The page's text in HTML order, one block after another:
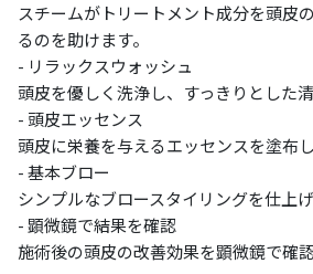
スチームがトリートメント成分を頭皮
るのを助けます。
- リラックスウォッシュ
頭皮を優しく洗浄し、すっきりとした
- 頭皮エッセンス
頭皮に栄養を与えるエッセンスを塗布し
- 基本ブロー
シンプルなブロースタイリングを仕上げ
- 顕微鏡で結果を確認
施術後の頭皮の改善効果を顕微鏡で確認